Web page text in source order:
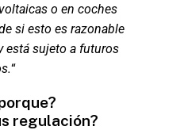
o en coches
si esto es razonable
está sujeto a futuros
“
regulación?